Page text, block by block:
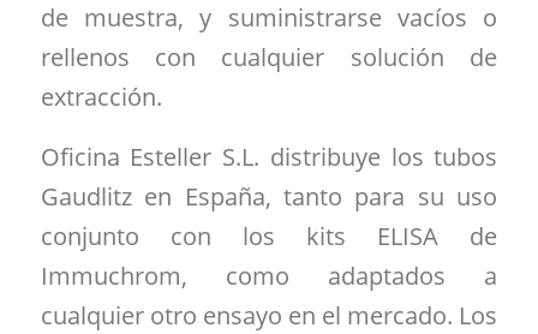
de muestra, y suministrarse vacíos o
rellenos con cualquier solución de
extracción.
Oficina Esteller S.L. distribuye los tubos
Gaudlitz en España, tanto para su uso
conjunto con los kits ELISA de
Immuchrom, como adaptados a
cualquier otro ensayo en el mercado. Los